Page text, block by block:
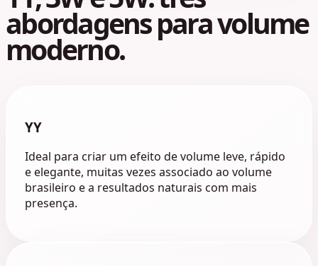
abordagens para volume
moderno.
YY
Ideal para criar um efeito de volume leve, rápido
e elegante, muitas vezes associado ao volume
brasileiro e a resultados naturais com mais
presença.